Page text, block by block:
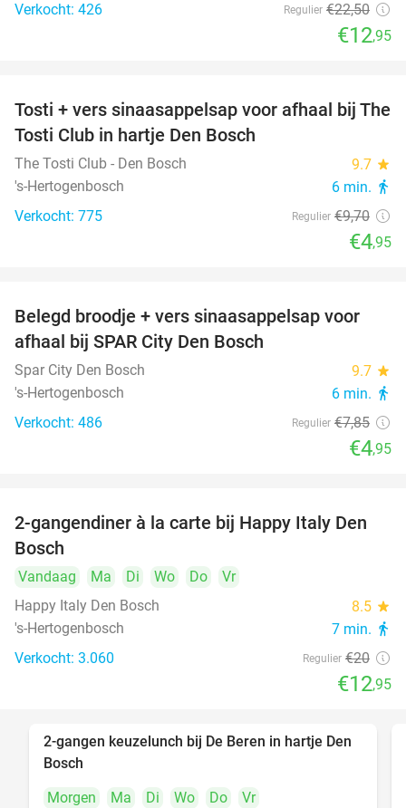
Verkocht: 426 Regulier €22,50
€12,95
49%
Tosti + vers sinaasappelsap voor afhaal bij The
Tosti Club in hartje Den Bosch
The Tosti Club - Den Bosch 9.7 star
's-Hertogenbosch 6 min. directions_walk
Verkocht: 775 Regulier €9,70
€4,95
37%
Belegd broodje + vers sinaasappelsap voor
afhaal bij SPAR City Den Bosch
Spar City Den Bosch 9.7 star
's-Hertogenbosch 6 min. directions_walk
Verkocht: 486 Regulier €7,85
€4,95
35%
2-gangendiner à la carte bij Happy Italy Den
Bosch
Vandaag Ma Di Wo Do
Vr
Happy Italy Den Bosch
8.5 star
's-Hertogenbosch 7 min. directions_walk
Verkocht: 3.060 Regulier €20
€12,95
43%
2-gangen keuzelunch bij De Beren in hartje Den
Bosch
Morgen
Ma Di Wo Do
Vr